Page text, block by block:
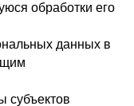
обработки его
данных в
субъектов